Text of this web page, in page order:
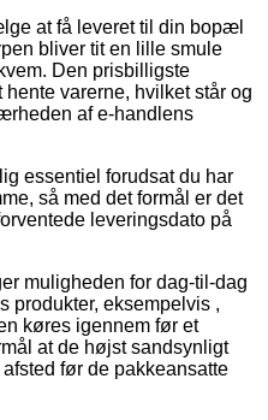
at få leveret til din bopæl
bliver tit en lille smule
Den prisbilligste
varerne, hvilket står og
af e-handlens
essentiel forudsat du har
så med det formål er det
leveringsdato på
muligheden for dag-til-dag
produkter, eksempelvis ,
køres igennem før et
at de højst sandsynligt
før de pakkeansatte